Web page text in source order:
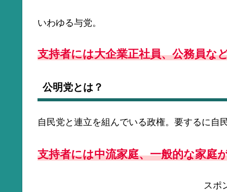
いわゆる与党。
支持者には大企業正社員、公務員な
公明党とは？
自民党と連立を組んでいる政権。要するに自
支持者には中流家庭、一般的な家庭
スポ